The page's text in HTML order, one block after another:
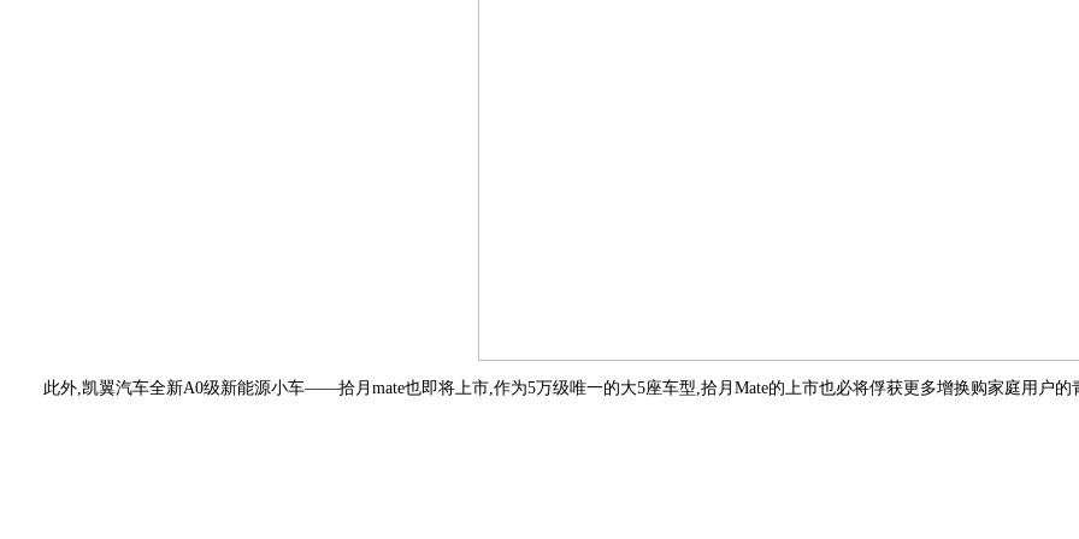
此外,凯翼汽车全新A0级新能源小车——拾月mate也即将上市,作为5万级唯一的大5座车型,拾月Mate的上市也必将俘获更多增换购家庭用户的